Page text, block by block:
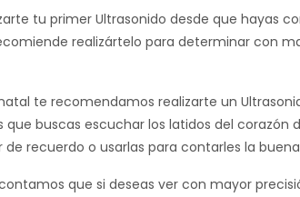
tu primer Ultrasonido desde que hayas
realizártelo para determinar con
te recomendamos realizarte un
que buscas escuchar los latidos del
de recuerdo o usarlas para contarles la
que si deseas ver con mayor